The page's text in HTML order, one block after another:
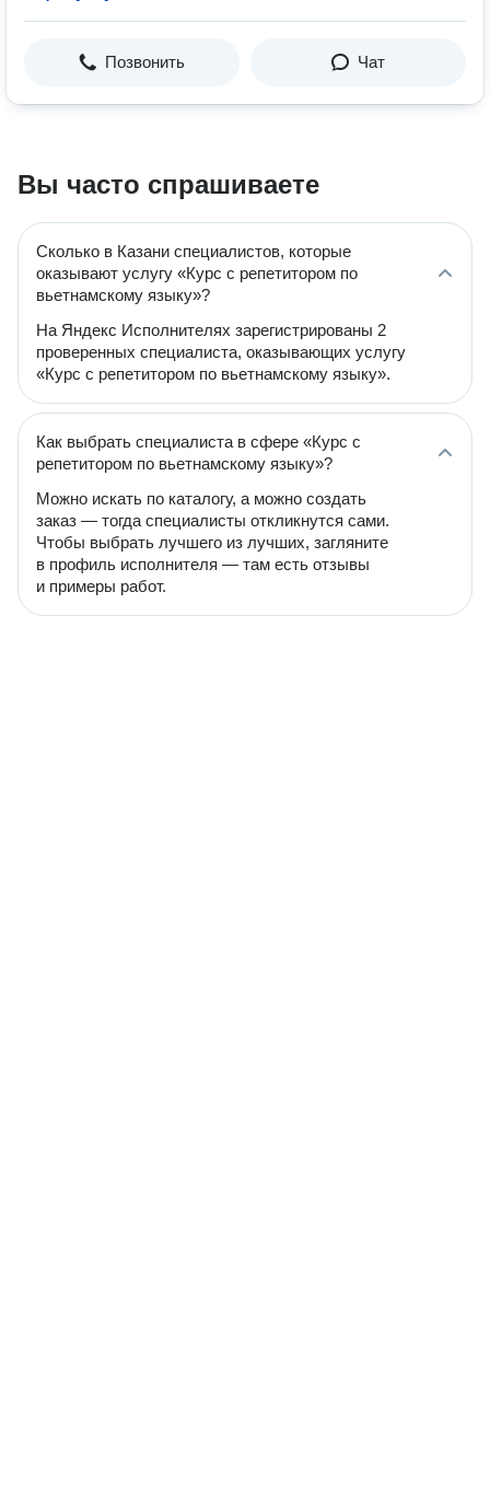
Позвонить Чат
Вы часто спрашиваете
Сколько в Казани специалистов, которые
оказывают услугу «Курс с репетитором по
вьетнамскому языку»?
На Яндекс Исполнителях зарегистрированы 2
проверенных специалиста, оказывающих услугу
«Курс с репетитором по вьетнамскому языку».
Как выбрать специалиста в сфере «Курс с
репетитором по вьетнамскому языку»?
Можно искать по каталогу, а можно создать
заказ — тогда специалисты откликнутся сами.
Чтобы выбрать лучшего из лучших, загляните
в профиль исполнителя — там есть отзывы
и примеры работ.